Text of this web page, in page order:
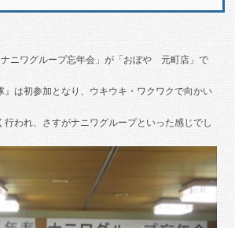
ニワグループ忘年会」が「おぼや 元町店」で
』は初参加となり、ウキウキ・ワクワクで向かい
行われ、さすがナニワグループといった感じでし